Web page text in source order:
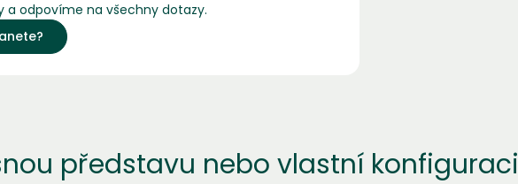
a odpovíme na všechny dotazy.
představu nebo vlastní konfiguraci